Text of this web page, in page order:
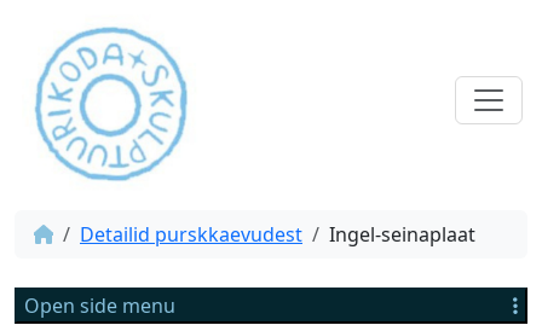
Detailid purskkaevudest Ingel-seinaplaat
Open side menu